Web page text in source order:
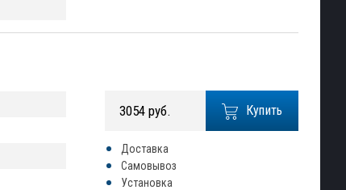
Купить
3054 руб.
Доставка
Самовывоз
Установка